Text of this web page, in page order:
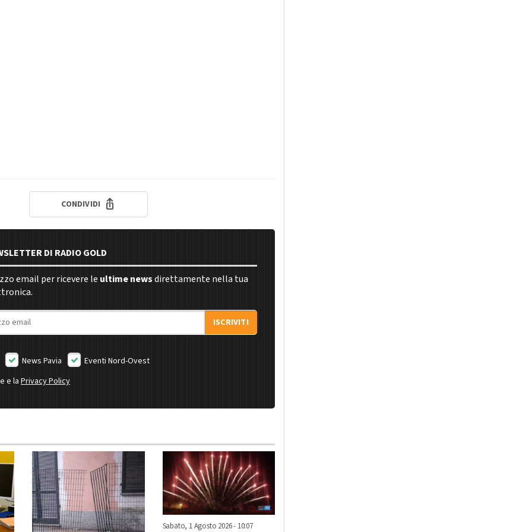
CONDIVIDI
DI RADIO GOLD
email per ricevere le ultime newsdirettamente nella tua
ISCRIVITI
News Pavia
Eventi Nord-Ovest
e la Privacy Policy
Sabato, 1 Agosto 2026 - 10:07